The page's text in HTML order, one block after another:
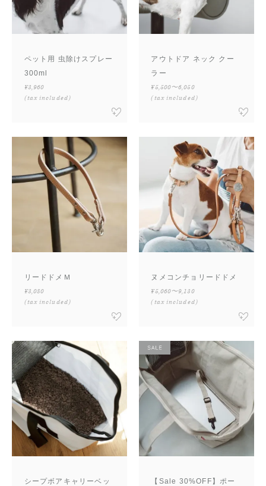
ペット用 虫除けスプレー
300ml
¥3,960
(tax included)
アウトドア ネック クー
ラー
¥5,500〜6,050
(tax included)
リードドメＭ
¥3,080
(tax included)
ヌメコンチョリードドメ
¥5,060〜9,130
(tax included)
シープボアキャリーベッ
【Sale 30%OFF】ポー